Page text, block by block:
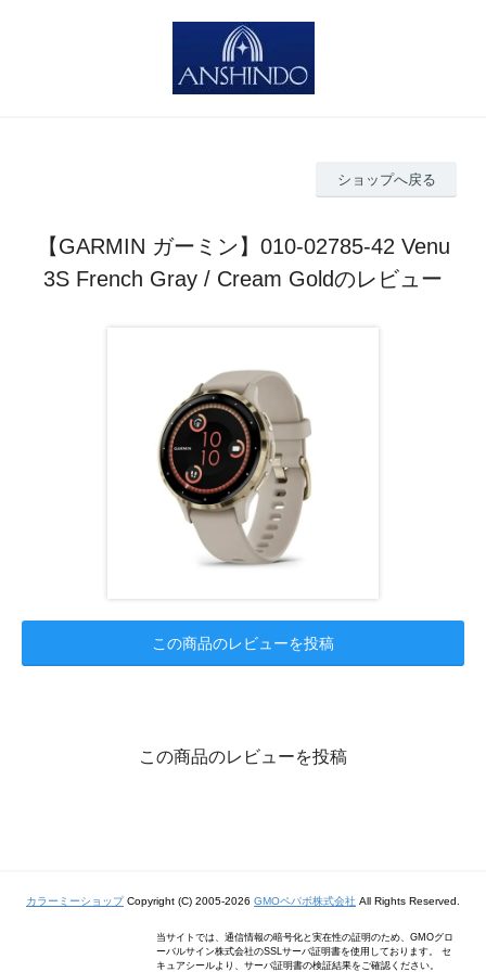
ショップへ戻る
【GARMIN ガーミン】010-02785-42 Venu
3S French Gray / Cream Goldのレビュー
この商品のレビューを投稿
この商品のレビューを投稿
カラーミーショップCopyright (C) 2005-2026 GMOペパボ株式会社 All Rights Reserved.
当サイトでは、通信情報の暗号化と実在性の証明のため、GMOグロ
ーバルサイン株式会社のSSLサーバ証明書を使用しております。 セ
キュアシールより、サーバ証明書の検証結果をご確認ください。